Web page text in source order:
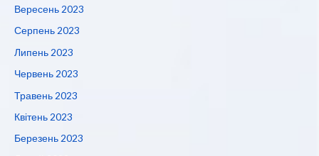
Вересень 2023
Серпень 2023
Липень 2023
Червень 2023
Травень 2023
Квітень 2023
Березень 2023